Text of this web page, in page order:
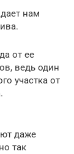
нам
от ее
ведь один
участка от
даже
так